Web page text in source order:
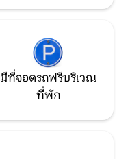
มีที่จอดรถฟรีบริเวณ
ที่พัก